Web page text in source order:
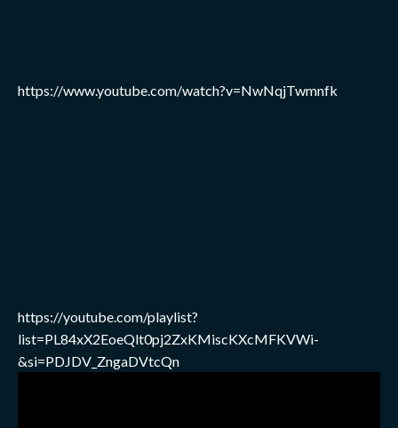
https://www.youtube.com/watch?v=NwNqjTwmnfk
https://youtube.com/playlist?
list=PL84xX2EoeQlt0pj2ZxKMiscKXcMFKVWi-
&si=PDJDV_ZngaDVtcQn